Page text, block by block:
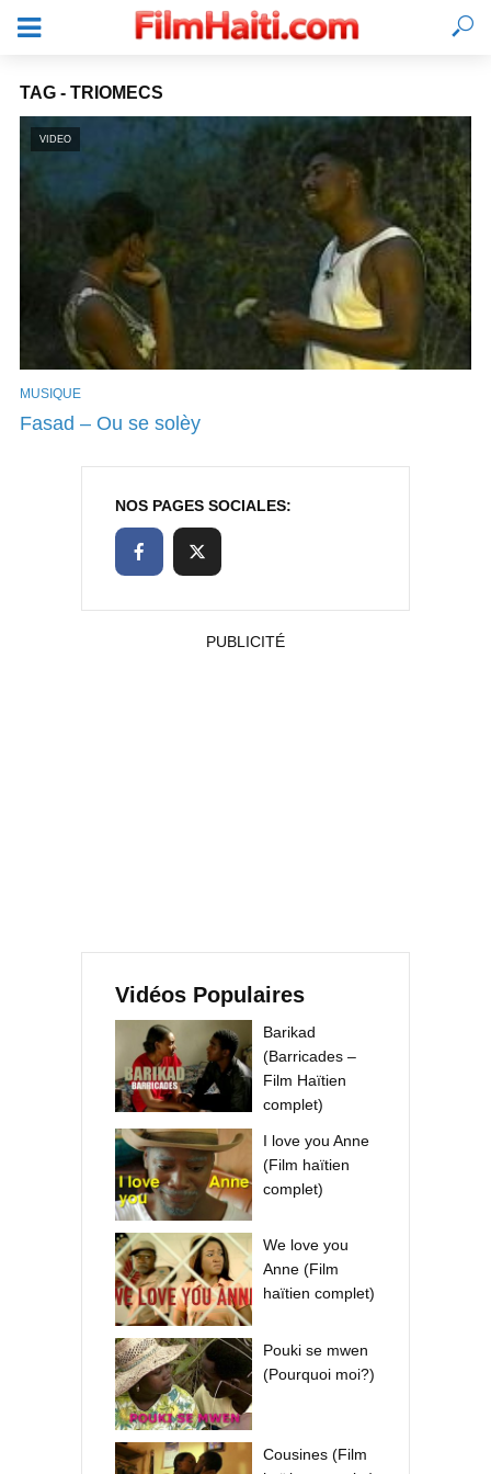
SE CONNECTER
TAG - TRIOMECS
VIDEO
MUSIQUE
Fasad – Ou se solèy
NOS PAGES SOCIALES:
PUBLICITÉ
Vidéos Populaires
Barikad
(Barricades –
Film Haïtien
complet)
I love you Anne
(Film haïtien
complet)
We love you
Anne (Film
haïtien complet)
Pouki se mwen
(Pourquoi moi?)
Cousines (Film